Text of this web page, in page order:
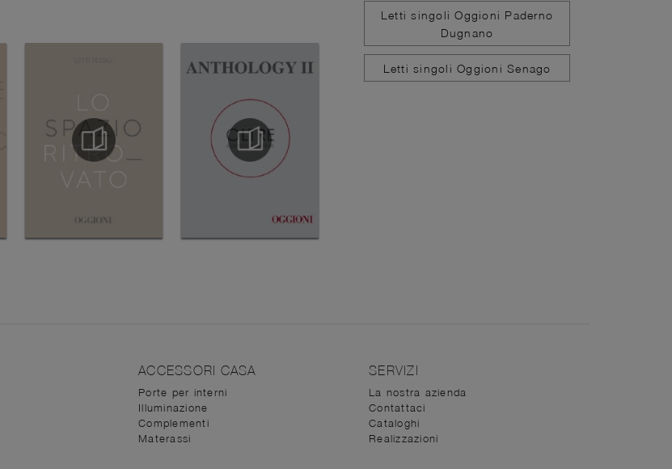
Letti singoli Oggioni Paderno
Dugnano
Letti singoli Oggioni Senago
ACCESSORI CASA
Porte per interni
Illuminazione
Complementi
Materassi
SERVIZI
La nostra azienda
Contattaci
Cataloghi
Realizzazioni